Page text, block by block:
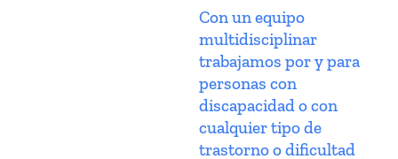
Con un equipo
multidisciplinar
trabajamos por y para
personas con
discapacidad o con
cualquier tipo de
trastorno o dificultad